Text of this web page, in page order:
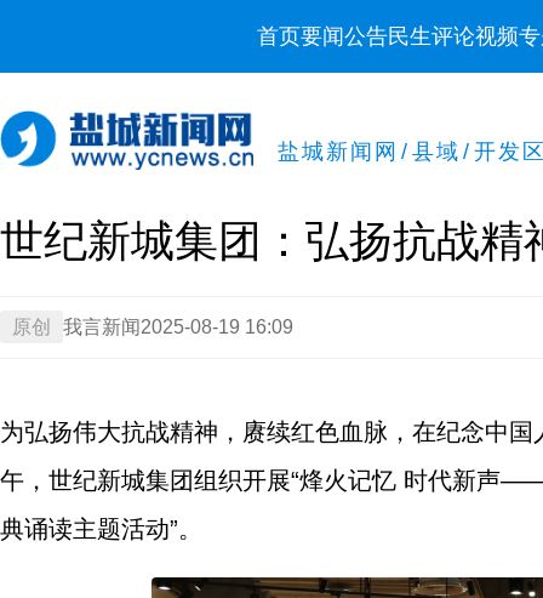
首页要闻公告民生评论视频
盐城新闻网 / 县域 / 开发
世纪新城集团：弘扬抗战
原创 我言新闻 2025-08-19 16:09
为弘扬伟大抗战精神，赓续红色血脉，在纪念中
午，世纪新城集团组织开展“烽火记忆 时代新声
典诵读主题活动”。